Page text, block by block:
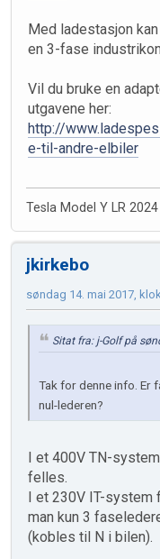
Med ladestasjon
en 3-fase
Vil du bruke en
utgavene her:
http://
e-til-andre-elbiler
Tesla Model Y LR
jkirkebo
søndag 14. mai 2017,
Sitat fra: j-Golf på
Tak for denne info. Er
nul-lederen?
I et 400V TN-
felles.
I et 230V IT-system
man kun 3
(kobles til N i bilen).